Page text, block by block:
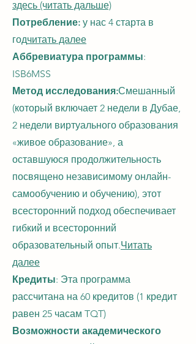
здесь (читать дальше)
Потребление: у нас 4 старта в
годчитать далее
Аббревиатура программы:
ISB6MSS
Метод исследования:Смешанный
(который включает 2 недели в Дубае,
2 недели виртуального образования
«живое образование», а
оставшуюся продолжительность
посвящено независимому онлайн-
самообучению и обучению), этот
всесторонний подход обеспечивает
гибкий и всесторонний
образовательный опыт.Читать
далее
Кредиты: Эта программа
рассчитана на 60 кредитов (1 кредит
равен 25 часам TQT)
Возможности академического